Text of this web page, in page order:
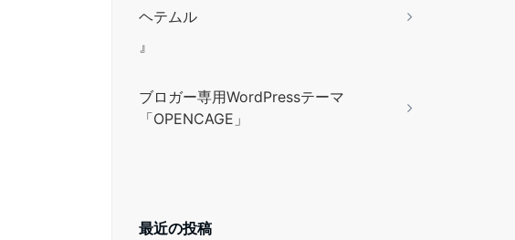
ヘテムル
』
ブロガー専用WordPressテーマ
「OPENCAGE」
最近の投稿